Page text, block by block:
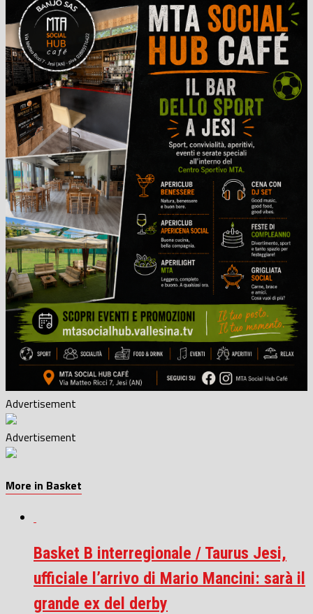
Advertisement
Advertisement
More in Basket
Basket B interregionale / Taurus Jesi,
ufficiale l’arrivo di Mario Mancini: sarà il
grande ex del derby